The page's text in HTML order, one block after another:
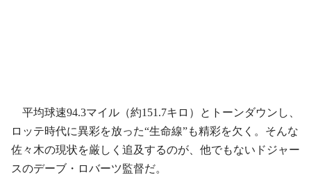
平均球速94.3マイル（約151.7キロ）とトーンダウンし、
ロッテ時代に異彩を放った“生命線”も精彩を欠く。そんな
佐々木の現状を厳しく追及するのが、他でもないドジャー
スのデーブ・ロバーツ監督だ。